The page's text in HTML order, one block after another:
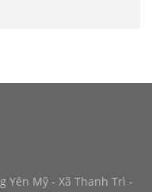
Yên Mỹ - Xã Thanh Trì -